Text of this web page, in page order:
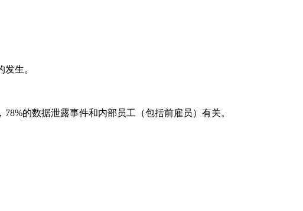
生。
的数据泄露事件和内部员工（包括前雇员）有关。